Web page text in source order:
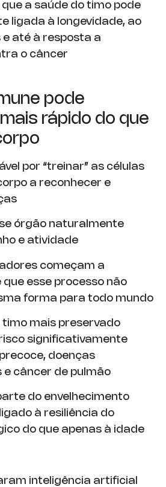
a saúde do timo pode
ligada à longevidade, ao
e até à resposta a
o câncer
pode
rápido do que
por “treinar” as células
a reconhecer e
órgão naturalmente
e atividade
começam a
esse processo não
forma para todo mundo
timo mais preservado
significativamente
doenças
e câncer de pulmão
do envelhecimento
à resiliência do
do que apenas à idade
inteligência artificial